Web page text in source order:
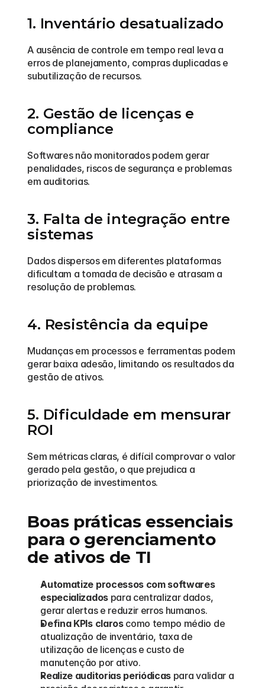
1. Inventário desatualizado
A ausência de controle em tempo real leva a
erros de planejamento, compras duplicadas e
subutilização de recursos.
2. Gestão de licenças e
compliance
Softwares não monitorados podem gerar
penalidades, riscos de segurança e problemas
em auditorias.
3. Falta de integração entre
sistemas
Dados dispersos em diferentes plataformas
dificultam a tomada de decisão e atrasam a
resolução de problemas.
4. Resistência da equipe
Mudanças em processos e ferramentas podem
gerar baixa adesão, limitando os resultados da
gestão de ativos.
5. Dificuldade em mensurar
ROI
Sem métricas claras, é difícil comprovar o valor
gerado pela gestão, o que prejudica a
priorização de investimentos.
Boas práticas essenciais
para o gerenciamento
de ativos de TI
Automatize processos com softwares
especializados para centralizar dados,
gerar alertas e reduzir erros humanos.
Defina KPIs claros como tempo médio de
atualização de inventário, taxa de
utilização de licenças e custo de
manutenção por ativo.
Realize auditorias periódicas para validar a